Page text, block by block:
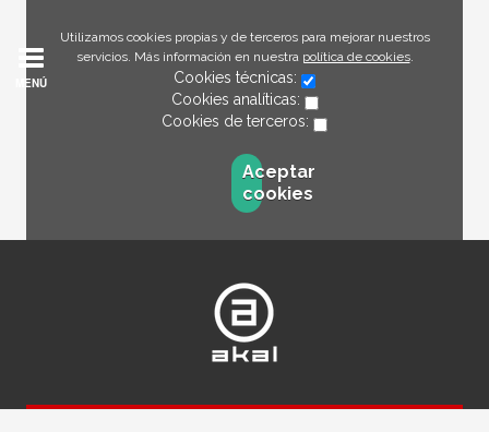
Utilizamos cookies propias y de terceros para mejorar nuestros
servicios. Más información en nuestra política de cookies.
Cookies técnicas:
Cookies analíticas:
Cookies de terceros:
Aceptar
cookies
MENÚ